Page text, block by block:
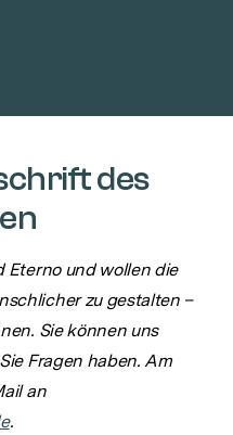
des
Eterno und wollen die
zu gestalten –
Sie können uns
Fragen haben. Am
an
.